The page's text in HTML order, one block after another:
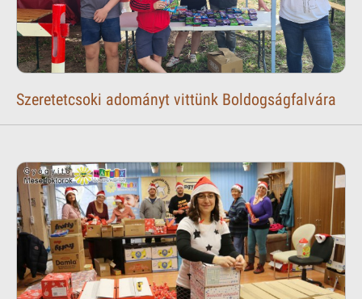
Szeretetcsoki adományt vittünk Boldogságfalvára